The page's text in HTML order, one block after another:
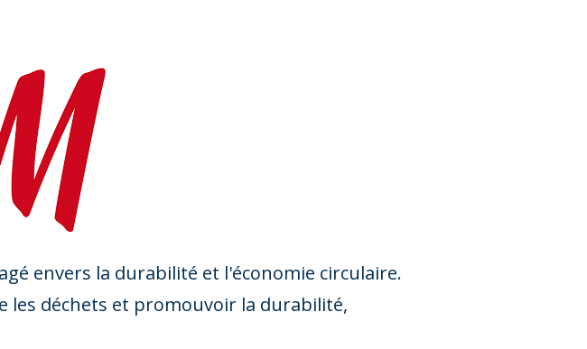
envers la durabilité et l'économie circulaire.
déchets et promouvoir la durabilité,